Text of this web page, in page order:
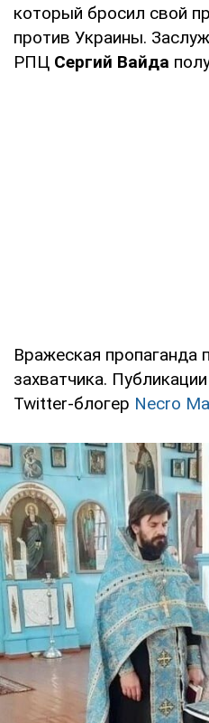
который бросил свой
против Украины.
РПЦ Сергий Вайда
Вражеская пропаганда
захватчика.
Twitter-блогер Necro